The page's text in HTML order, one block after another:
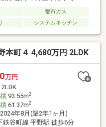
都市ガス
システムキッチン
本町４ 4,680万円 2LDK
万円
2LDK
93.55m2
61.37m2
2024年8月(築2年1ヶ月)
鉄谷町線 平野駅 徒歩6分